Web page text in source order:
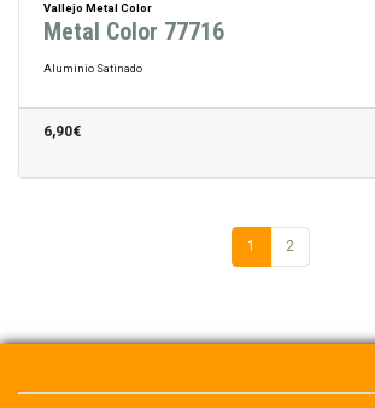
Vallejo Metal Color
Metal Color 77716
Aluminio Satinado
6,90€
1 2